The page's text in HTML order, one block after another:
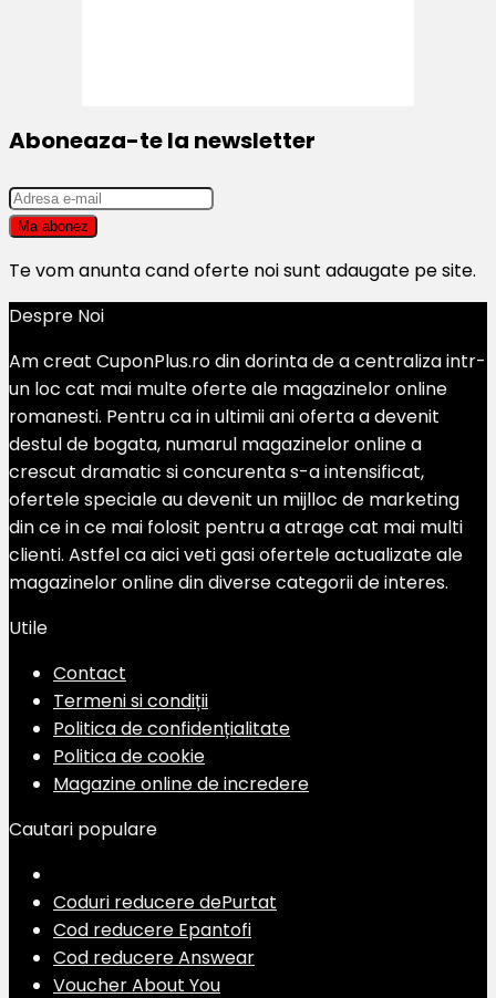
Aboneaza-te la newsletter
Te vom anunta cand oferte noi sunt adaugate pe site.
Despre Noi
Am creat CuponPlus.ro din dorinta de a centraliza intr-
un loc cat mai multe oferte ale magazinelor online
romanesti. Pentru ca in ultimii ani oferta a devenit
destul de bogata, numarul magazinelor online a
crescut dramatic si concurenta s-a intensificat,
ofertele speciale au devenit un mijlloc de marketing
din ce in ce mai folosit pentru a atrage cat mai multi
clienti. Astfel ca aici veti gasi ofertele actualizate ale
magazinelor online din diverse categorii de interes.
Utile
Contact
Termeni si condiții
Politica de confidențialitate
Politica de cookie
Magazine online de incredere
Cautari populare
Coduri reducere dePurtat
Cod reducere Epantofi
Cod reducere Answear
Voucher About You